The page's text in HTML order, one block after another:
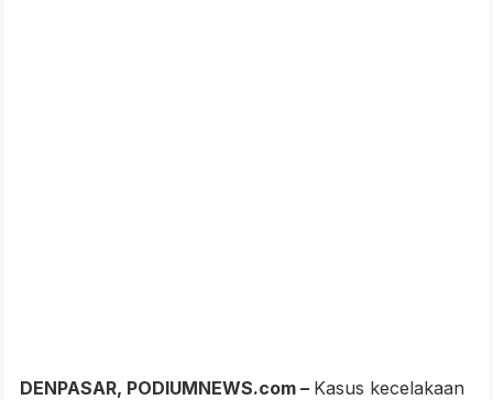
DENPASAR, PODIUMNEWS.com – Kasus kecelakaan